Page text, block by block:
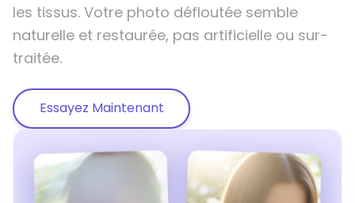
les tissus. Votre photo défloutée semble
naturelle et restaurée, pas artificielle ou sur-
traitée.
Essayez Maintenant